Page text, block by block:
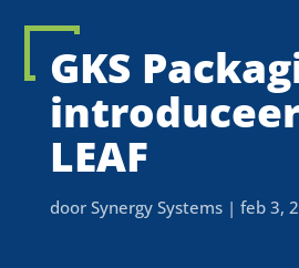
GKS
LEAF
door Synergy Systems| feb 3,